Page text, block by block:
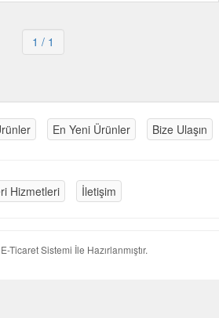
1 / 1
En Yeni Ürünler Bize Ulaşın
Hizmetleri İletişim
Ticaret Sistemi İle Hazırlanmıştır.